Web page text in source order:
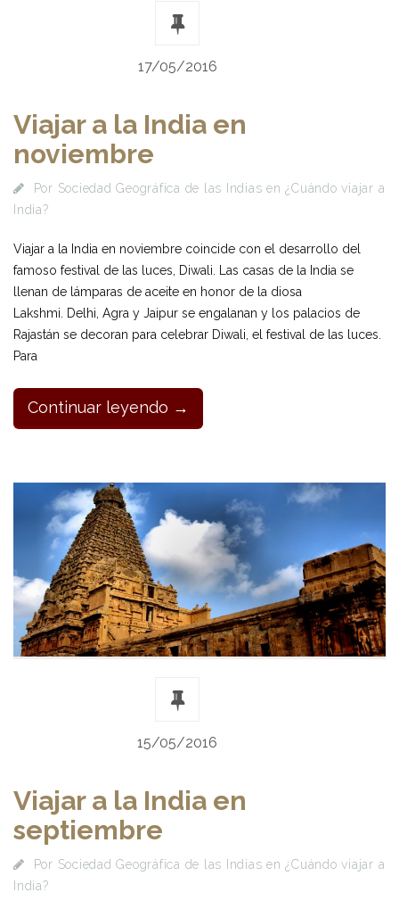
17/05/2016
Viajar a la India en
noviembre
Por Sociedad Geográfica de las Indias en¿Cuándo viajar a
India?
Viajar a la India en noviembre coincide con el desarrollo del
famoso festival de las luces, Diwali. Las casas de la India se
llenan de lámparas de aceite en honor de la diosa
Lakshmi. Delhi, Agra y Jaipur se engalanan y los palacios de
Rajastán se decoran para celebrar Diwali, el festival de las luces.
Para
Continuar leyendo →
15/05/2016
Viajar a la India en
septiembre
Por Sociedad Geográfica de las Indias en¿Cuándo viajar a
India?